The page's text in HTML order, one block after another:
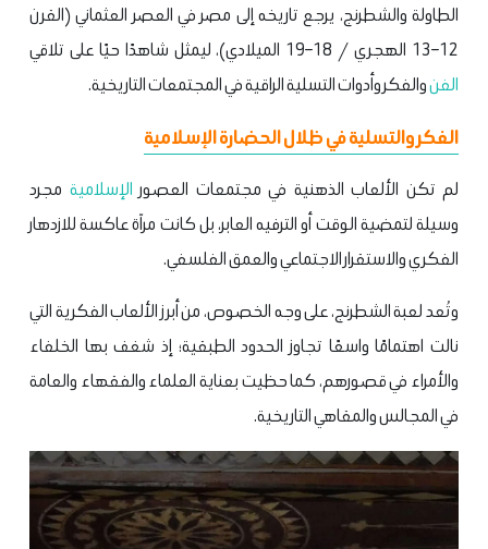
الطاولة والشطرنج، يرجع تاريخه إلى مصر في العصر العثماني (القرن
12–13 الهجري / 18–19 الميلادي)، ليمثل شاهدًا حيًا على تلاقي
الفنوالفكر وأدوات التسلية الراقية في المجتمعات التاريخية.
الفكر والتسلية في ظلال الحضارة الإسلامية
لم تكن الألعاب الذهنية في مجتمعات العصور الإسلامية مجرد
وسيلة لتمضية الوقت أو الترفيه العابر، بل كانت مرآة عاكسة للازدهار
الفكري والاستقرار الاجتماعي والعمق الفلسفي.
وتُعد لعبة الشطرنج، على وجه الخصوص، من أبرز الألعاب الفكرية التي
نالت اهتمامًا واسعًا تجاوز الحدود الطبقية؛ إذ شغف بها الخلفاء
والأمراء في قصورهم، كما حظيت بعناية العلماء والفقهاء والعامة
في المجالس والمقاهي التاريخية.